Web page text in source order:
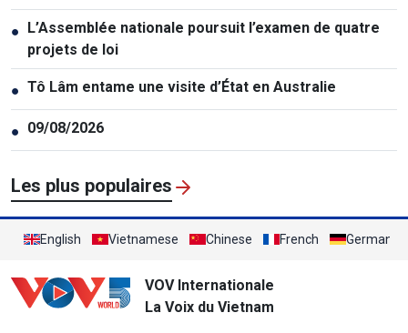
la Patrie
● L’Assemblée nationale poursuit l’examen de quatre
projets de loi
● Tô Lâm entame une visite d’État en Australie
● 09/08/2026
Les plus populaires
English Vietnamese Chinese French German
VOV Internationale
La Voix du Vietnam